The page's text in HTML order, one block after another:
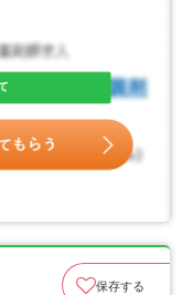
保存する